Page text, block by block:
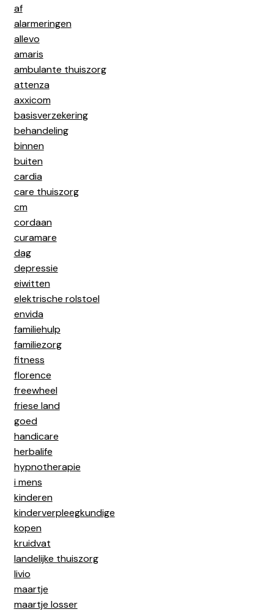
af
alarmeringen
allevo
amaris
ambulante thuiszorg
attenza
axxicom
basisverzekering
behandeling
binnen
buiten
cardia
care thuiszorg
cm
cordaan
curamare
dag
depressie
eiwitten
elektrische rolstoel
envida
familiehulp
familiezorg
fitness
florence
freewheel
friese land
goed
handicare
herbalife
hypnotherapie
i mens
kinderen
kinderverpleegkundige
kopen
kruidvat
landelijke thuiszorg
livio
maartje
maartje losser